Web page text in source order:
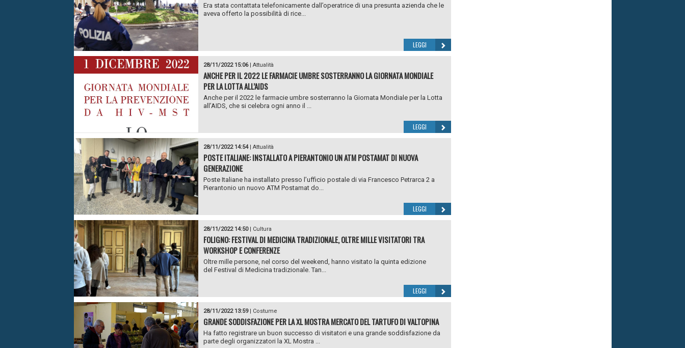
Era stata contattata telefonicamente dall’operatrice di una presunta azienda che le
aveva offerto la possibilità di rice...
LEGGI
28/11/2022 15:06| Attualità
ANCHE PER IL 2022 LE FARMACIE UMBRE SOSTERRANNO LA GIORNATA MONDIALE
PER LA LOTTA ALL’AIDS
Anche per il 2022 le farmacie umbre sosterranno la Giornata Mondiale per la Lotta
all’AIDS, che si celebra ogni anno il ...
LEGGI
28/11/2022 14:54| Attualità
POSTE ITALIANE: INSTALLATO A PIERANTONIO UN ATM POSTAMAT DI NUOVA
GENERAZIONE
Poste Italiane ha installato presso l’ufficio postale di via Francesco Petrarca 2 a
Pierantonio un nuovo ATM Postamat do...
LEGGI
28/11/2022 14:50| Cultura
FOLIGNO: FESTIVAL DI MEDICINA TRADIZIONALE, OLTRE MILLE VISITATORI TRA
WORKSHOP E CONFERENZE
Oltre mille persone, nel corso del weekend, hanno visitato la quinta edizione
del Festival di Medicina tradizionale. Tan...
LEGGI
28/11/2022 13:59| Costume
GRANDE SODDISFAZIONE PER LA XL MOSTRA MERCATO DEL TARTUFO DI VALTOPINA
Ha fatto registrare un buon successo di visitatori e una grande soddisfazione da
parte degli organizzatori la XL Mostra ...